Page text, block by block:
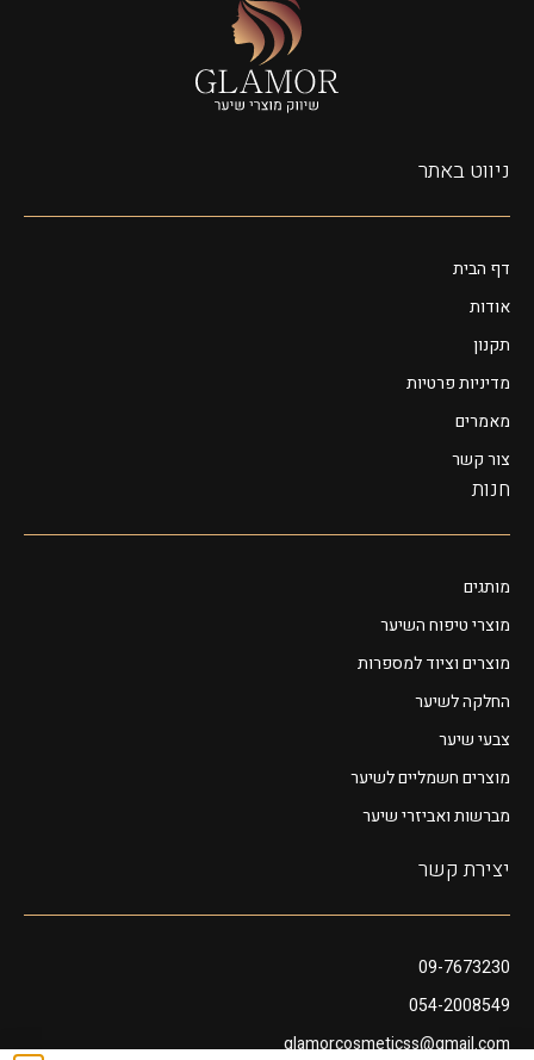
ניווט באתר
דף הבית
אודות
תקנון
מדיניות פרטיות
מאמרים
צור קשר
חנות
מותגים
מוצרי טיפוח השיער
מוצרים וציוד למספרות
החלקה לשיער
צבעי שיער
מוצרים חשמליים לשיער
מברשות ואביזרי שיער
יצירת קשר
09-7673230
054-2008549
glamorcosmeticss@gmail.com